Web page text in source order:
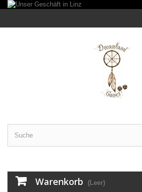
Warenkorb (Leer)